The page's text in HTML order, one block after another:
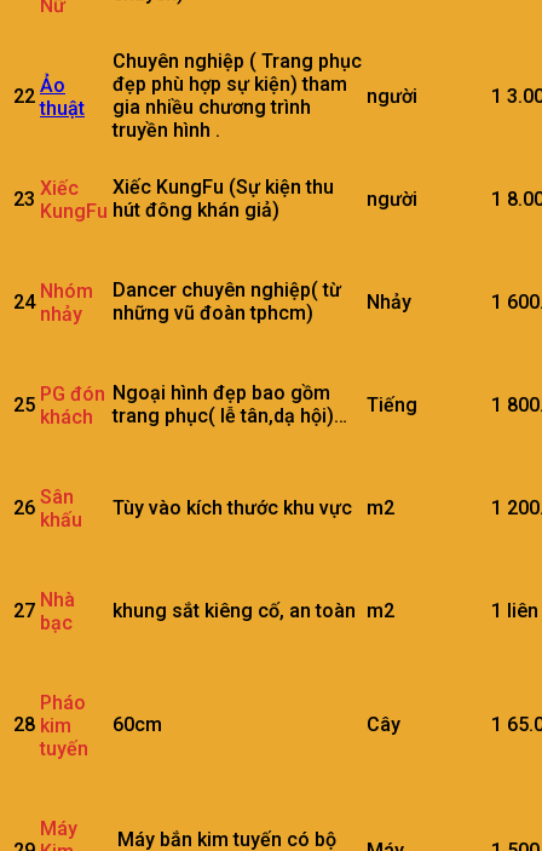
Nữ
22
Ảo
thuật
Chuyên nghiệp ( Trang phục
đẹp phù hợp sự kiện) tham
gia nhiều chương trình
truyền hình .
người 1
23
Xiếc
KungFu
Xiếc KungFu (Sự kiện thu
hút đông khán giả)
người 1
24
Nhóm
nhảy
Dancer chuyên nghiệp( từ
những vũ đoàn tphcm)
Nhảy 1
25
PG đón
khách
Ngoại hình đẹp bao gồm
trang phục( lễ tân,dạ hội)…
Tiếng 1
26
Sân
khấu
Tùy vào kích thước khu vực m2 1
27
Nhà
bạc
khung sắt kiêng cố, an toàn m2 1
28
Pháo
kim
tuyến
60cm Cây 1
Máy
Máy bắn kim tuyến có bộ